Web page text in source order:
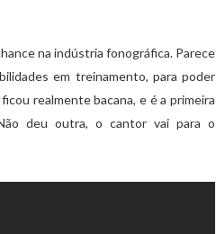
na indústria fonográfica. Parece
em treinamento, para poder
ficou realmente bacana, e é a primeira
deu outra, o cantor vai para o